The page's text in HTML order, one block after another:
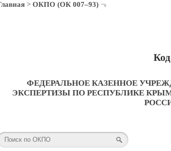
> ОКПО (ОК 007–93)
ФЕДЕРАЛЬНОЕ КАЗЕННОЕ
ЭКСПЕРТИЗЫ ПО РЕСПУБЛИКЕ